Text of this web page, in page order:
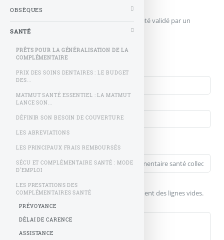
Votre message n'apparaîtra qu'après avoir été validé par un
administrateur du site.
Qui êtes-vous ?
Courriel (non publié)
Votre message
Pour créer des paragraphes, laissez simplement des lignes vides.
OBSÈQUES
SANTÉ
PRÊTS POUR LA GÉNÉRALISATION DE LA
COMPLÉMENTAIRE
PRIX DES SOINS DENTAIRES : LE BUDGET
DES...
MATMUT SANTÉ ESSENTIEL : LA MATMUT
LANCE SON...
DÉFINIR SON BESOIN DE COUVERTURE
LES ABREVIATIONS
LES PRINCIPAUX FRAIS REMBOURSÉS
SÉCU ET COMPLÉMENTAIRE SANTÉ : MODE
D’EMPLOI
LES PRESTATIONS DES
COMPLÉMENTAIRES SANTÉ
PRÉVOYANCE
DÉLAI DE CARENCE
ASSISTANCE